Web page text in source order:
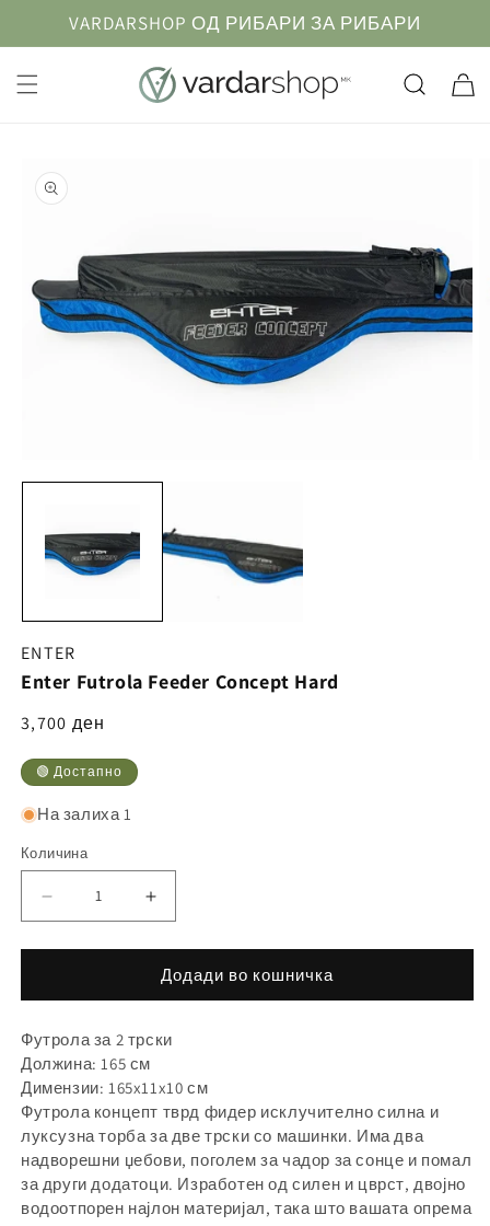
содржината
VARDARSHOP ОД РИБАРИ ЗА РИБАРИ
за продуктот
ENTER
Enter Futrola Feeder Concept Hard
Регуларна
3,700 ден
🟢 Достапно
На залиха 1
Количина
Намалете
за
Зголемете
количината
за
Додади во кошничка
Футрола за 2 трски
Должина: 165 см
Димензии: 165x11x10 см
Футрола концепт тврд фидер исклучително силна и
луксузна торба за две трски со машинки. Има два
надворешни џебови, поголем за чадор за сонце и помал
за други додатоци. Изработен од силен и цврст, двојно
водоотпорен најлон материјал, така што вашата опрема